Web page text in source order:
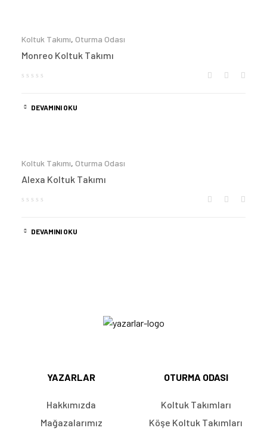
Koltuk Takımı, Oturma Odası
Monreo Koltuk Takımı
DEVAMINI OKU
Koltuk Takımı, Oturma Odası
Alexa Koltuk Takımı
DEVAMINI OKU
YAZARLAR
Hakkımızda
Mağazalarımız
OTURMA ODASI
Koltuk Takımları
Köşe Koltuk Takımları